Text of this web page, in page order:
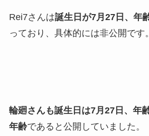
Rei7さんは誕生日が7月27日、年
っており、具体的には非公開です。
輪廻さんも誕生日は7月27日、年
年齢であると公開していました。